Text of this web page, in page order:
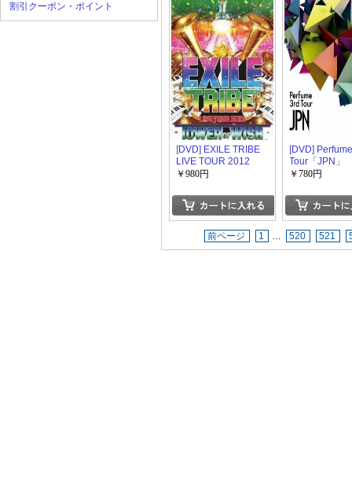
割引クーポン・ポイント
[DVD] EXILE TRIBE
LIVE TOUR 2012
~TOWER OF WISH~
￥980円
[DVD]
Tour「JPN」
￥780円
前ページ 1 … 520 521